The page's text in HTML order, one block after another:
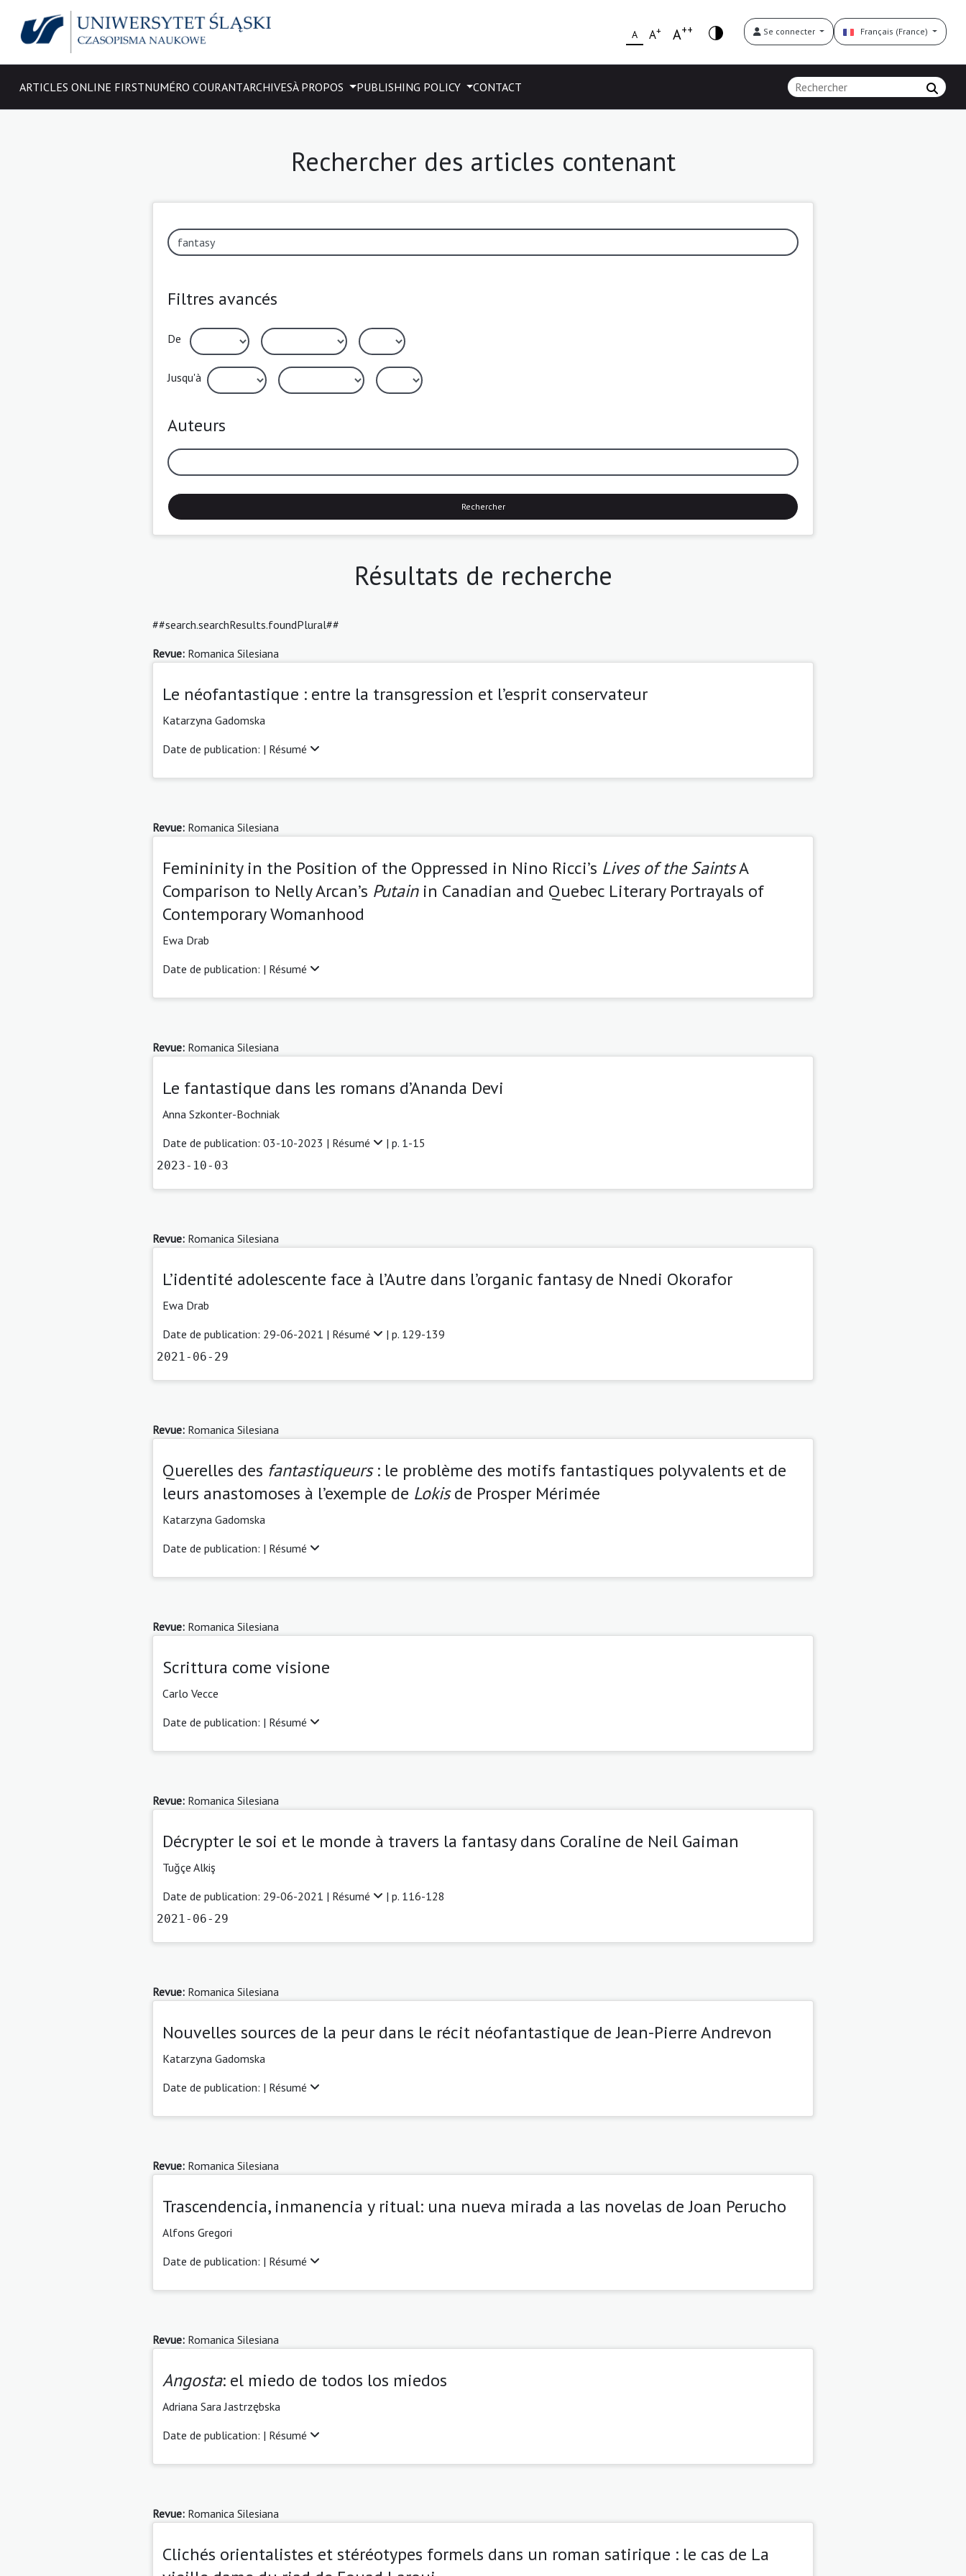
A A+ A++ Se connecter Français (France)
ARTICLES ONLINE FIRSTNUMÉRO COURANTARCHIVESÀ PROPOS PUBLISHING POLICY CONTACT
Rechercher des articles contenant
Filtres avancés
De
Jusqu'à
Auteurs
Rechercher
Résultats de recherche
##search.searchResults.foundPlural##
Revue: Romanica Silesiana
Le néofantastique : entre la transgression et l’esprit conservateur
Katarzyna Gadomska
Date de publication: | Résumé
Revue: Romanica Silesiana
Femininity in the Position of the Oppressed in Nino Ricci’s Lives of the SaintsA
Comparison to Nelly Arcan’s Putainin Canadian and Quebec Literary Portrayals of
Contemporary Womanhood
Ewa Drab
Date de publication: | Résumé
Revue: Romanica Silesiana
Le fantastique dans les romans d’Ananda Devi
Anna Szkonter-Bochniak
Date de publication: 03-10-2023 | Résumé | p. 1-15
2023-10-03
Revue: Romanica Silesiana
L’identité adolescente face à l’Autre dans l’organic fantasy de Nnedi Okorafor
Ewa Drab
Date de publication: 29-06-2021 | Résumé | p. 129-139
2021-06-29
Revue: Romanica Silesiana
Querelles des fantastiqueurs: le problème des motifs fantastiques polyvalents et de
leurs anastomoses à l’exemple de Lokisde Prosper Mérimée
Katarzyna Gadomska
Date de publication: | Résumé
Revue: Romanica Silesiana
Scrittura come visione
Carlo Vecce
Date de publication: | Résumé
Revue: Romanica Silesiana
Décrypter le soi et le monde à travers la fantasy dans Coraline de Neil Gaiman
Tuğçe Alkiş
Date de publication: 29-06-2021 | Résumé | p. 116-128
2021-06-29
Revue: Romanica Silesiana
Nouvelles sources de la peur dans le récit néofantastique de Jean-Pierre Andrevon
Katarzyna Gadomska
Date de publication: | Résumé
Revue: Romanica Silesiana
Trascendencia, inmanencia y ritual: una nueva mirada a las novelas de Joan Perucho
Alfons Gregori
Date de publication: | Résumé
Revue: Romanica Silesiana
Angosta: el miedo de todos los miedos
Adriana Sara Jastrzębska
Date de publication: | Résumé
Revue: Romanica Silesiana
Clichés orientalistes et stéréotypes formels dans un roman satirique : le cas de La